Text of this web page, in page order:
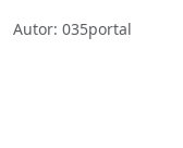
Autor: 035portal